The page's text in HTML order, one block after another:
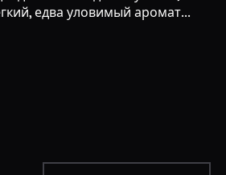
едва уловимый аромат...